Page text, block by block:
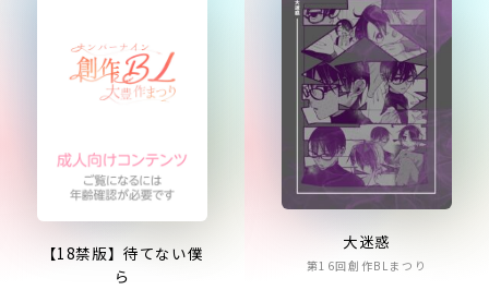
【18禁版】待てない僕
ら
大迷惑
第16回創作BLまつり